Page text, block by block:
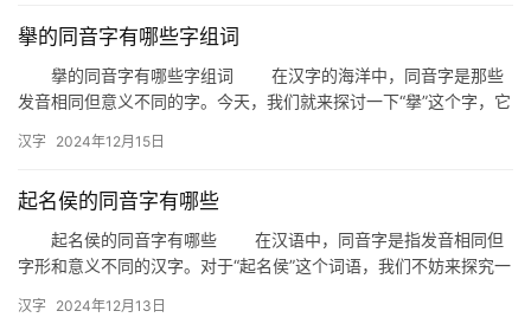
擧的同音字有哪些字组词
擧的同音字有哪些字组词 在汉字的海洋中，同音字是那些
发音相同但意义不同的字。今天，我们就来探讨一下“擧”这个字，它
汉字 2024年12月15日
起名侯的同音字有哪些
起名侯的同音字有哪些 在汉语中，同音字是指发音相同但
字形和意义不同的汉字。对于“起名侯”这个词语，我们不妨来探究一
汉字 2024年12月13日